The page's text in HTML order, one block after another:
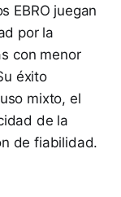
EBRO juegan
por la
con menor
éxito
mixto, el
de la
de fiabilidad.